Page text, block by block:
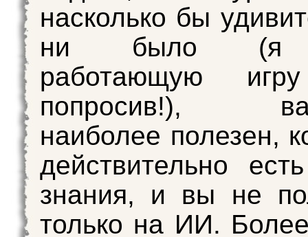
насколько бы
ни было (я
работающую
попросив!),
наиболее полезен,
действительно
знания, и вы не
только на ИИ.